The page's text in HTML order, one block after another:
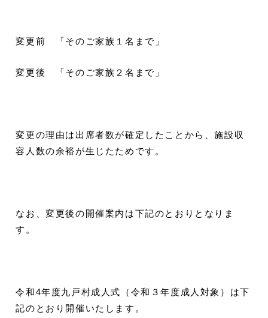
変更前 「そのご家族１名まで」
変更後 「そのご家族２名まで」
変更の理由は出席者数が確定したことから、施設収
容人数の余裕が生じたためです。
なお、変更後の開催案内は下記のとおりとなりま
す。
令和4年度九戸村成人式（令和３年度成人対象）は下
記のとおり開催いたします。